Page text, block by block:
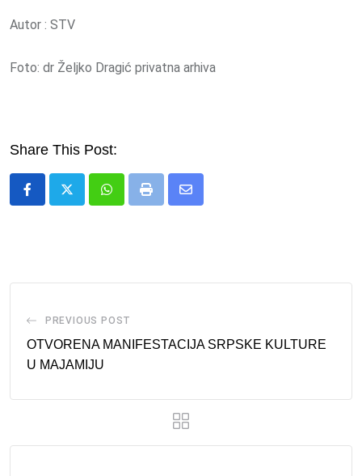
Autor : STV
Foto: dr Željko Dragić privatna arhiva
Share This Post:
WhatsappPrint
Share
PREVIOUS POST
OTVORENA MANIFESTACIJA SRPSKE KULTURE
U MAJAMIJU